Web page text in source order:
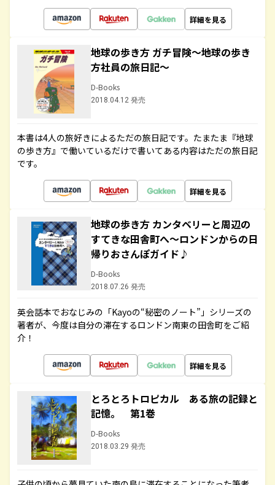
詳細を見る
地球の歩き方 ガチ冒険～地球の歩き
方社員の旅日記～
D-Books
2018.04.12 発売
本書は4人の旅好きによるただの旅日記です。たまたま『地球
の歩き方』で働いているだけで書いてある内容はただの旅日記
です。
詳細を見る
地球の歩き方 カンタベリーと周辺の
すてきな田舎町へ～ロンドンからの日
帰りおさんぽガイド♪
D-Books
2018.07.26 発売
英会話本でおなじみの「Kayoの“秘密のノート”」シリーズの
著者が、今度は自分の滞在するロンドン南東の田舎町をご紹
介！
詳細を見る
とろとろトロピカル ある旅の記録と
記憶。 第1巻
D-Books
2018.03.29 発売